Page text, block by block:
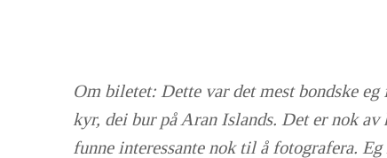
Om biletet: Dette var det mest bondske
kyr, dei bur på Aran Islands. Det er nok
funne interessante nok til å fotografera.